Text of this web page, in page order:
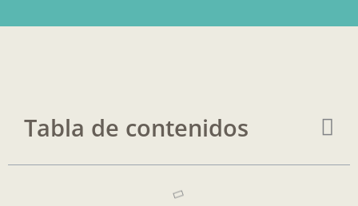
Tabla de contenidos